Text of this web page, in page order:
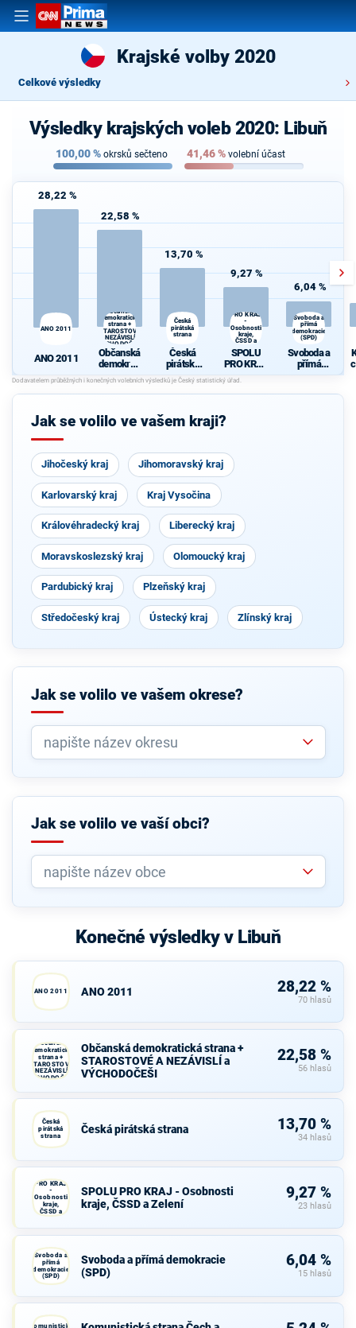
Krajské volby 2020
Celkové výsledky
Výsledky krajských voleb 2020: Libuň
100,00% okrsků sečteno 41,46% volební účast
28,22 %
ANO 2011
ANO 2011
22,58 %
Občanská
demokratická
strana +
STAROSTOVÉ
A NEZÁVISLÍ a
VÝCHODOČEŠI
Občanská
demokrati
cká strana
+
STAROST
NEZÁVISL
ČEŠI
13,70 %
Česká
pirátská
strana
Česká
pirátská
strana
9,27 %
PRO KRAJ
-
Osobnosti
kraje,
ČSSD a
SPOLU
PRO KRAJ
Osobnosti
kraje,
6,04 %
Svoboda a
přímá
demokracie
(SPD)
Svoboda a
přímá
demokraci
Jak se volilo ve vašem kraji?
Jihočeský kraj Jihomoravský kraj
Karlovarský kraj Kraj Vysočina
Královéhradecký kraj Liberecký kraj
Moravskoslezský kraj Olomoucký kraj
Pardubický kraj Plzeňský kraj
Středočeský kraj Ústecký kraj Zlínský kraj
Jak se volilo ve vašem okrese?
Jak se volilo ve vaší obci?
Konečné výsledky v Libuň
ANO 2011 ANO 2011 28,22 %
70 hlasů
Občanská
demokratická
strana +
STAROSTOVÉ
A NEZÁVISLÍ a
VÝCHODOČEŠI
Občanská demokratická strana +
STAROSTOVÉ A NEZÁVISLÍ a
VÝCHODOČEŠI
22,58 %
56 hlasů
Česká
pirátská
strana
Česká pirátská strana 13,70 %
34 hlasů
PRO KRAJ
-
Osobnosti
kraje,
ČSSD a
Zelení
SPOLU PRO KRAJ - Osobnosti
kraje, ČSSD a Zelení
9,27 %
23 hlasů
Svoboda a
přímá
demokracie
(SPD)
Svoboda a přímá demokracie
(SPD)
6,04 %
15 hlasů